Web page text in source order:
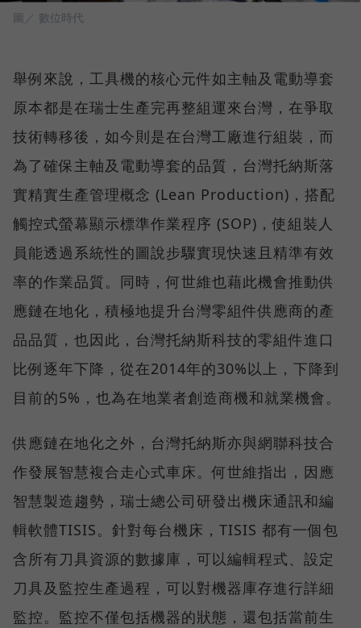
圖／ 數位時代
舉例來說，工具機的核心元件如主軸及電動導套
原本都是在瑞士生產完再整組運來台灣，在爭取
技術轉移後，如今則是在台灣工廠進行組裝，而
為了確保主軸及電動導套的品質，台灣托納斯落
實精實生產管理概念 (Lean Production)，搭配
觸控式螢幕顯示標準作業程序 (SOP)，使組裝人
員能透過系統性的圖說步驟實現快速且精準有效
率的作業品質。同時，何世維也藉此機會推動供
應鏈在地化，積極地提升台灣零組件供應商的產
品品質，也因此，台灣托納斯科技的零組件進口
比例逐年下降，從在2014年的30%以上，下降到
目前的5%，也為在地業者創造商機和就業機會。
供應鏈在地化之外，台灣托納斯亦與網聯科技合
作發展智慧複合走心式車床。何世維指出，因應
智慧製造趨勢，瑞士總公司研發出機床通訊和編
輯軟體TISIS。針對每台機床，TISIS 都有一個包
含所有刀具資源的數據庫，可以編輯程式、設定
刀具及監控生產過程，可以對機器庫存進行詳細
監控。監控不僅包括機器的狀態，還包括當前生